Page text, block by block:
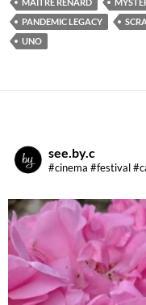
MAITRE RENARD
PANDEMIC LEGACY
UNO
see.by.c
#cinema #festival